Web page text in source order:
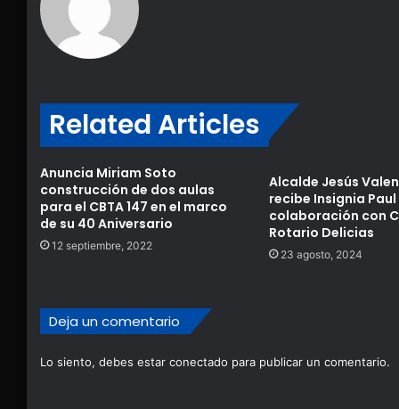
Related Articles
Anuncia Miriam Soto
construcción de dos aulas
para el CBTA 147 en el marco
de su 40 Aniversario
12 septiembre, 2022
Alcalde Jesús
recibe Insignia
colaboración con
Rotario Delicias
23 agosto, 2024
Deja un comentario
Lo siento, debes estar conectado para publicar un comentario.